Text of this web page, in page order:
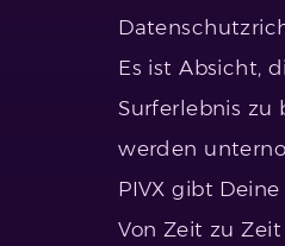
Es ist Absicht,
Surferlebnis zu
werden
PIVX gibt
Von Zeit zu